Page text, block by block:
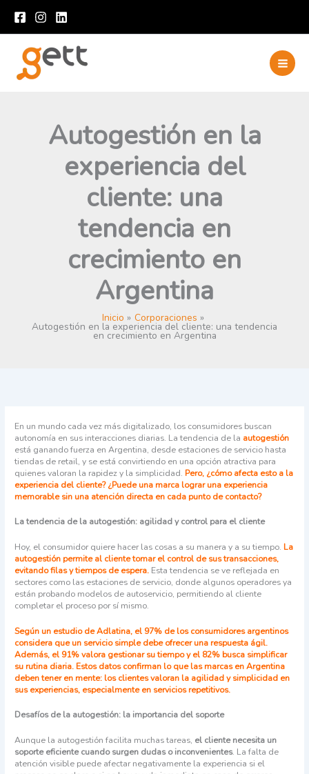
contenido
Autogestión en la
experiencia del
cliente: una
tendencia en
crecimiento en
Argentina
Inicio Corporaciones
Autogestión en la experiencia del cliente: una tendencia
en crecimiento en Argentina
En un mundo cada vez más digitalizado, los consumidores buscan
autonomía en sus interacciones diarias. La tendencia de la autogestión
está ganando fuerza en Argentina, desde estaciones de servicio hasta
tiendas de retail, y se está convirtiendo en una opción atractiva para
quienes valoran la rapidez y la simplicidad.Pero, ¿cómo afecta esto a la
experiencia del cliente? ¿Puede una marca lograr una experiencia
memorable sin una atención directa en cada punto de contacto?
La tendencia de la autogestión: agilidad y control para el cliente
Hoy, el consumidor quiere hacer las cosas a su manera y a su tiempo.La
autogestión permite al cliente tomar el control de sus transacciones,
evitando filas y tiempos de espera. Esta tendencia se ve reflejada en
sectores como las estaciones de servicio, donde algunos operadores ya
están probando modelos de autoservicio, permitiendo al cliente
completar el proceso por sí mismo.
Según un estudio de Adlatina, el 97% de los consumidores argentinos
considera que un servicio simple debe ofrecer una respuesta ágil.
Además, el 91% valora gestionar su tiempo y el 82% busca simplificar
su rutina diaria. Estos datos confirman lo que las marcas en Argentina
deben tener en mente: los clientes valoran la agilidad y simplicidad en
sus experiencias, especialmente en servicios repetitivos.
Desafíos de la autogestión: la importancia del soporte
Aunque la autogestión facilita muchas tareas, el cliente necesita un
soporte eficiente cuando surgen dudas o inconvenientes. La falta de
atención visible puede afectar negativamente la experiencia si el